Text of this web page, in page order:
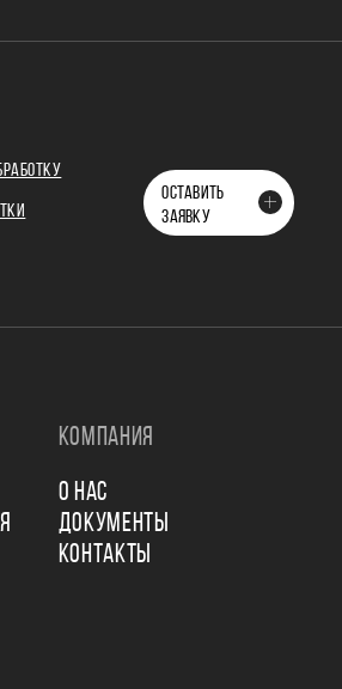
ОСТАВИТЬ
ЗАЯВКУ
КОМПАНИЯ
О НАС
ДОКУМЕНТЫ
КОНТАКТЫ